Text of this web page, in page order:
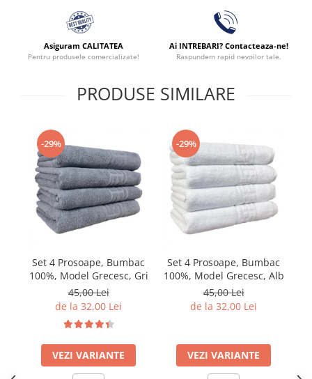
Asiguram CALITATEA
Pentru produsele comercializate!
Ai INTREBARI? Contacteaza-ne!
Raspundem rapid nevoilor tale.
PRODUSE SIMILARE
-29%
Set 4 Prosoape, Bumbac
100%, Model Grecesc, Gri
45,00 Lei
de la 32,00 Lei
VEZI VARIANTE
-29%
Set 4 Prosoape, Bumbac
100%, Model Grecesc, Alb
45,00 Lei
de la 32,00 Lei
VEZI VARIANTE